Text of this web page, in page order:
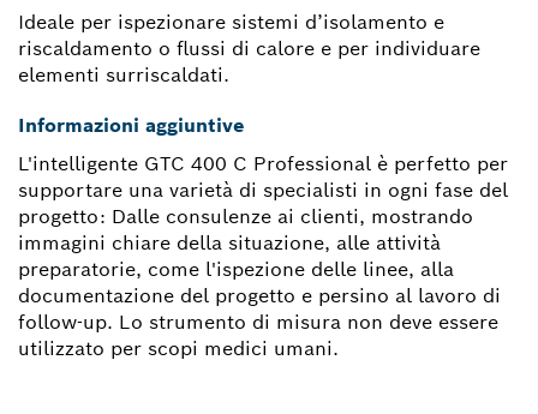
Ideale per ispezionare sistemi d’isolamento e
riscaldamento o flussi di calore e per individuare
elementi surriscaldati.
Informazioni aggiuntive
L'intelligente GTC 400 C Professional è perfetto per
supportare una varietà di specialisti in ogni fase del
progetto: Dalle consulenze ai clienti, mostrando
immagini chiare della situazione, alle attività
preparatorie, come l'ispezione delle linee, alla
documentazione del progetto e persino al lavoro di
follow-up. Lo strumento di misura non deve essere
utilizzato per scopi medici umani.